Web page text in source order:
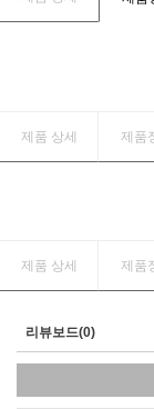
제품 상세 제품
제품 상세 제품
리뷰보드(0)